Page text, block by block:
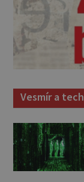
Vesmír a